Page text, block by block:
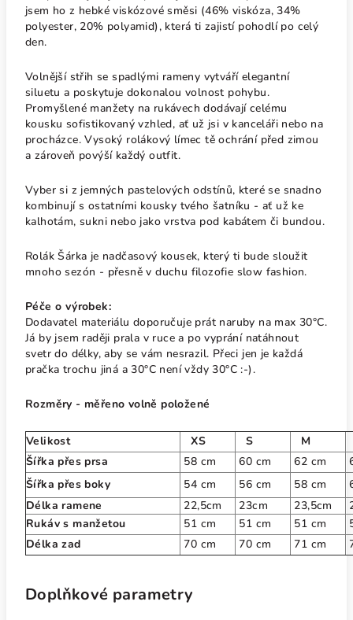
jsem ho z hebké viskózové směsi (46% viskóza, 34%
polyester, 20% polyamid), která ti zajistí pohodlí po celý
den.
Volnější střih se spadlými rameny vytváří elegantní
siluetu a poskytuje dokonalou volnost pohybu.
Promyšlené manžety na rukávech dodávají celému
kousku sofistikovaný vzhled, ať už jsi v kanceláři nebo na
procházce. Vysoký rolákový límec tě ochrání před zimou
a zároveň povýší každý outfit.
Vyber si z jemných pastelových odstínů, které se snadno
kombinují s ostatními kousky tvého šatníku - ať už ke
kalhotám, sukni nebo jako vrstva pod kabátem či bundou.
Rolák Šárka je nadčasový kousek, který ti bude sloužit
mnoho sezón - přesně v duchu filozofie slow fashion.
Péče o výrobek:
Dodavatel materiálu doporučuje prát naruby na max 30°C.
Já by jsem raději prala v ruce a po vyprání natáhnout
svetr do délky, aby se vám nesrazil. Přeci jen je každá
pračka trochu jiná a 30°C není vždy 30°C :-).
Rozměry - měřeno volně položené
Velikost XS S M
Šířka přes prsa
58 cm 60 cm 62 cm
Šířka přes boky
54 cm 56 cm 58 cm
Délka ramene
22,5cm 23cm 23,5cm
Rukáv s manžetou
51 cm 51 cm 51 cm
Délka zad
70 cm 70 cm 71 cm
Doplňkové parametry